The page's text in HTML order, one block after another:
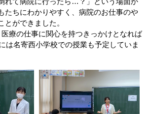
たちにわかりやすく、病院のお仕事のや
とができました。
療の仕事に関心を持つきっかけとなれば
は名寄西小学校での授業も予定していま